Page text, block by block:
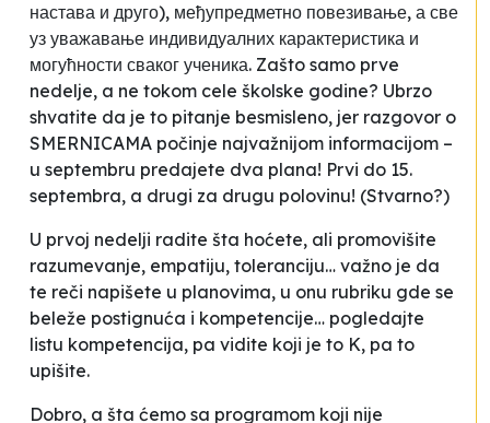
настава и друго), међупредметно повезивање, а све
уз уважавање индивидуалних карактеристика и
могућности сваког ученика. Zašto samo prve
nedelje, a ne tokom cele školske godine? Ubrzo
shvatite da je to pitanje besmisleno, jer razgovor o
SMERNICAMA počinje najvažnijom informacijom –
u septembru predajete dva plana! Prvi do 15.
septembra, a drugi za drugu polovinu! (Stvarno?)
U prvoj nedelji radite šta hoćete, ali promovišite
razumevanje, empatiju, toleranciju… važno je da
te reči napišete u planovima, u onu rubriku gde se
beleže postignuća i kompetencije… pogledajte
listu kompetencija, pa vidite koji je to K, pa to
upišite.
Dobro, a šta ćemo sa programom koji nije